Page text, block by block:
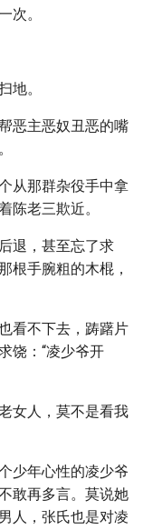
次。
地。
恶主恶奴丑恶的嘴
从那群杂役手中拿
陈老三欺近。
退，甚至忘了求
根手腕粗的木棍，
看不下去，踌躇片
饶：“凌少爷开
女人，莫不是看我
少年心性的凌少爷
敢再多言。莫说她
人，张氏也是对凌